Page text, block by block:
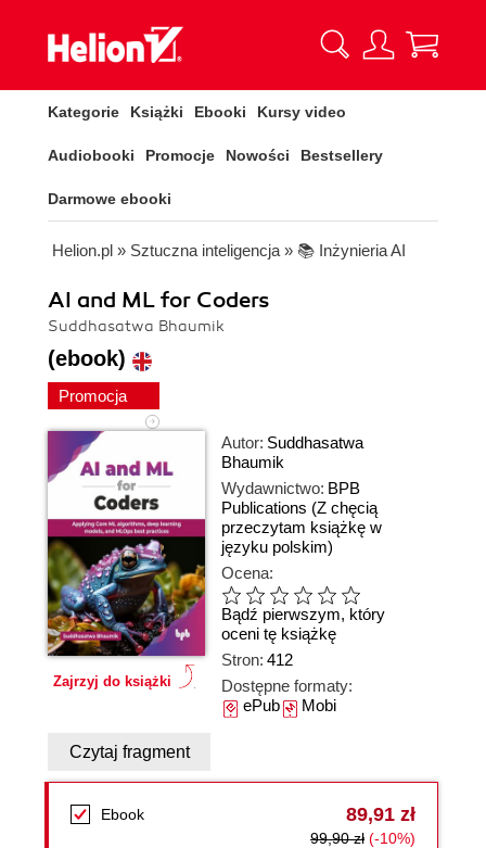
Kategorie Książki Ebooki Kursy video
Audiobooki Promocje Nowości Bestsellery
Darmowe ebooki
Helion.pl » Sztuczna inteligencja » 📚 Inżynieria AI
AI and ML for Coders
Suddhasatwa Bhaumik
(ebook)
Promocja
Zajrzyj do książki
Autor: Suddhasatwa
Bhaumik
Wydawnictwo: BPB
Publications (Z chęcią
przeczytam książkę w
języku polskim)
Ocena:
Bądź pierwszym, który
oceni tę książkę
Stron: 412
Dostępne formaty:
ePubMobi
Czytaj fragment
Ebook 89,91 zł
99,90 zł (-10%)